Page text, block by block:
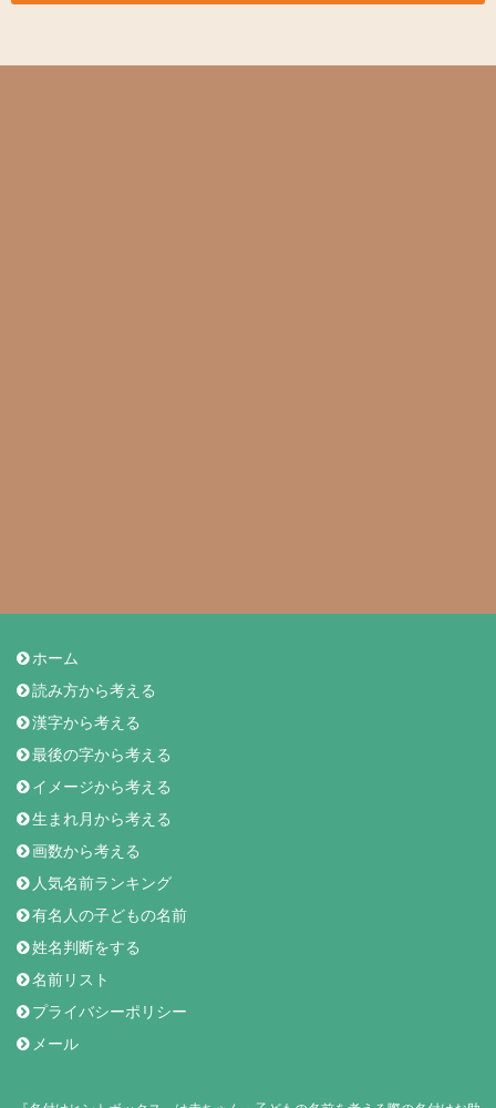
ホーム
読み方から考える
漢字から考える
最後の字から考える
イメージから考える
生まれ月から考える
画数から考える
人気名前ランキング
有名人の子どもの名前
姓名判断をする
名前リスト
プライバシーポリシー
メール